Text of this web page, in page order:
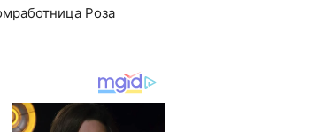
Роза